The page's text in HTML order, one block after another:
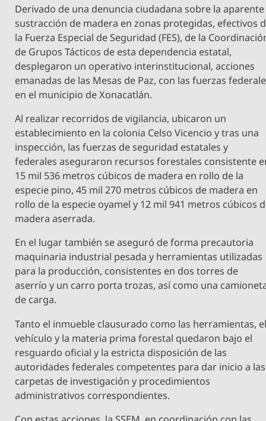
Derivado de una denuncia ciudadana sobre la aparente
sustracción de madera en zonas protegidas, efectivos
la Fuerza Especial de Seguridad (FES), de la
de Grupos Tácticos de esta dependencia estatal,
desplegaron un operativo interinstitucional, acciones
emanadas de las Mesas de Paz, con las fuerzas
en el municipio de Xonacatlán.
Al realizar recorridos de vigilancia, ubicaron un
establecimiento en la colonia Celso Vicencio y tras una
inspección, las fuerzas de seguridad estatales y
federales aseguraron recursos forestales consistente
15 mil 536 metros cúbicos de madera en rollo de la
especie pino, 45 mil 270 metros cúbicos de madera en
rollo de la especie oyamel y 12 mil 941 metros cúbicos
madera aserrada.
En el lugar también se aseguró de forma precautoria
maquinaria industrial pesada y herramientas utilizadas
para la producción, consistentes en dos torres de
aserrío y un carro porta trozas, así como una
de carga.
Tanto el inmueble clausurado como las herramientas,
vehículo y la materia prima forestal quedaron bajo el
resguardo oficial y la estricta disposición de las
autoridades federales competentes para dar inicio a las
carpetas de investigación y procedimientos
administrativos correspondientes.